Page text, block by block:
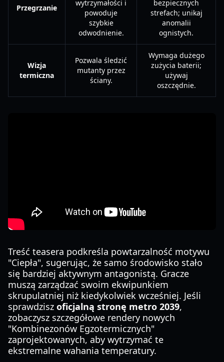
Przegrzanie
wytrzymałości i
powoduje
szybkie
odwodnienie.
bezpiecznych
strefach; unikaj
anomalii
ognistych.
Wizja
termiczna
Pozwala śledzić
mutanty przez
ściany.
Wymaga dużego
zużycia baterii;
używaj
oszczędnie.
Treść teasera podkreśla powtarzalność motywu
"Ciepła", sugerując, że samo środowisko stało
się bardziej aktywnym antagonistą. Gracze
muszą zarządzać swoim ekwipunkiem
skrupulatniej niż kiedykolwiek wcześniej. Jeśli
sprawdzisz oficjalną stronę metro 2039,
zobaczysz szczegółowe rendery nowych
"Kombinezonów Egzotermicznych"
zaprojektowanych, aby wytrzymać te
ekstremalne wahania temperatury.